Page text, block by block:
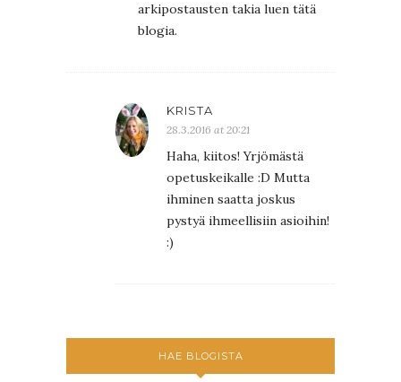
arkipostausten takia luen tätä
blogia.
KRISTA
28.3.2016 at 20:21
Haha, kiitos! Yrjömästä
opetuskeikalle :D Mutta
ihminen saatta joskus
pystyä ihmeellisiin asioihin!
:)
HAE BLOGISTA